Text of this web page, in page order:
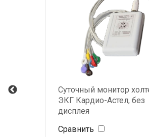
Суточный монитор
ЭКГ Кардио-Астел, без
дисплея
Сравнить